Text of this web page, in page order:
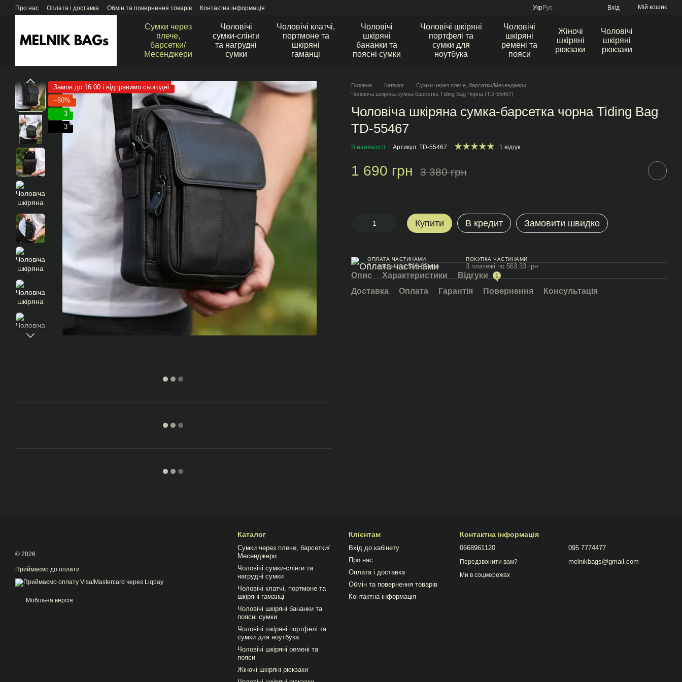
Перейти до основного контенту
Про нас Оплата і доставка Обмін та повернення товарів Контактна інформація УкрРус Вхід Мій кошик
Сумки через
плече,
барсетки/
Месенджери
Чоловічі
сумки-слінги
та нагрудні
сумки
Чоловічі клатчі,
портмоне та
шкіряні
гаманці
Чоловічі
шкіряні
бананки та
поясні сумки
Чоловічі шкіряні
портфелі та
сумки для
ноутбука
Чоловічі
шкіряні
ремені та
пояси
Жіночі
шкіряні
рюкзаки
Чоловічі
шкіряні
рюкзаки
Замов до 16.00 і відправимо сьогодні
−50%
3
3
Головна Каталог
Сумки через плече, барсетки/Месенджери
Чоловіча шкіряна сумка-барсетка Tiding Bag Чорна (TD-55467)
Чоловіча шкіряна сумка-барсетка чорна Tiding Bag
TD-55467
В наявності Артикул: TD-55467 1 відгук
1 690 грн 3 380 грн
Купити В кредит Замовити швидко
ОПЛАТА ЧАСТИНАМИ
3 платежі по 563.33 грн
ПОКУПКА ЧАСТИНАМИ
3 платежі по 563.33 грн
Опис Характеристики Відгуки 1
Доставка Оплата Гарантія Повернення Консультація
© 2026
Приймаємо до оплати
Мобільна версія
Каталог
Сумки через плече, барсетки/
Месенджери
Чоловічі сумки-слінги та
нагрудні сумки
Чоловічі клатчі, портмоне та
шкіряні гаманці
Чоловічі шкіряні бананки та
поясні сумки
Чоловічі шкіряні портфелі та
сумки для ноутбука
Чоловічі шкіряні ремені та
пояси
Жіночі шкіряні рюкзаки
Клієнтам
Вхід до кабінету
Про нас
Оплата і доставка
Обмін та повернення товарів
Контактна інформація
Контактна інформація
0668961120
Передзвонити вам?
095 7774477
melnikbags@gmail.com
Ми в соцмережах